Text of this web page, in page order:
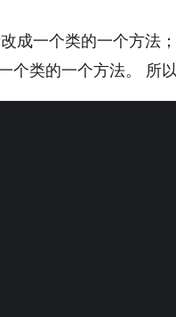
成一个类的一个方法；
类的一个方法。 所